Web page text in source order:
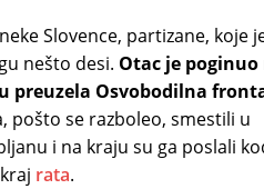
Slovence, partizane, koje
nešto desi. Otac je poginuo
preuzela Osvobodilna
pošto se razboleo, smestili u
i na kraju su ga poslali
rata.